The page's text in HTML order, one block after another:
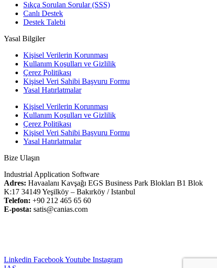
Sıkça Sorulan Sorular (SSS)
Canlı Destek
Destek Talebi
Yasal Bilgiler
Kişisel Verilerin Korunması
Kullanım Koşulları ve Gizlilik
Çerez Politikası
Kişisel Veri Sahibi Başvuru Formu
Yasal Hatırlatmalar
Kişisel Verilerin Korunması
Kullanım Koşulları ve Gizlilik
Çerez Politikası
Kişisel Veri Sahibi Başvuru Formu
Yasal Hatırlatmalar
Bize Ulaşın
Industrial Application Software
Adres: Havaalanı Kavşağı EGS Business Park Blokları B1 Blok
K:17 34149 Yeşilköy – Bakırköy / Istanbul
Telefon: +90 212 465 65 60
E-posta: satis@canias.com
Linkedin FacebookYoutube Instagram